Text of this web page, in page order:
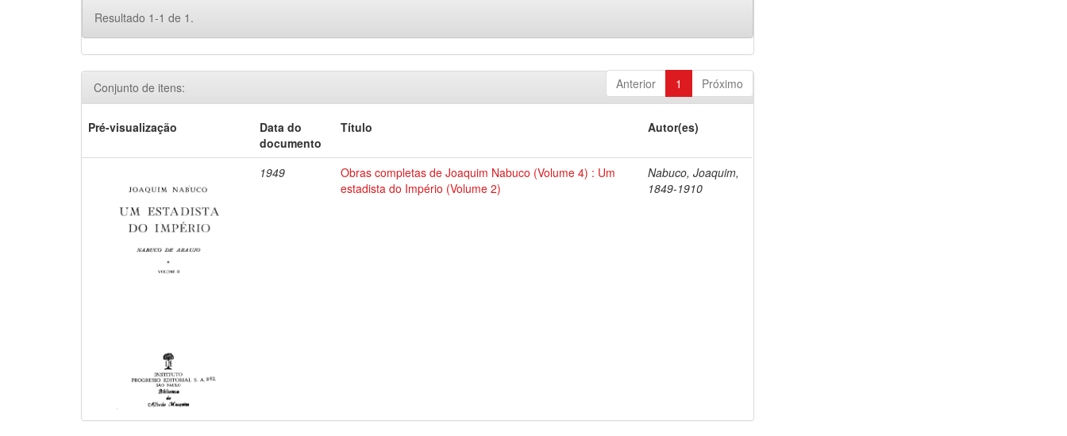
Resultado 1-1 de 1.
Anterior 1 Próximo
Conjunto de itens:
Pré-visualização
Data do
documento
Título Autor(es)
1949
Obras completas de Joaquim Nabuco (Volume 4) : Um
estadista do Império (Volume 2)
Nabuco, Joaquim,
1849-1910